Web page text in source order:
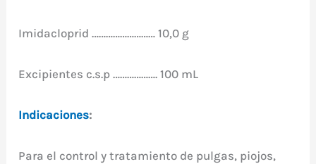
Imidacloprid ……………………… 10,0 g
Excipientes c.s.p ………………. 100 mL
Indicaciones:
Para el control y tratamiento de pulgas, piojos,